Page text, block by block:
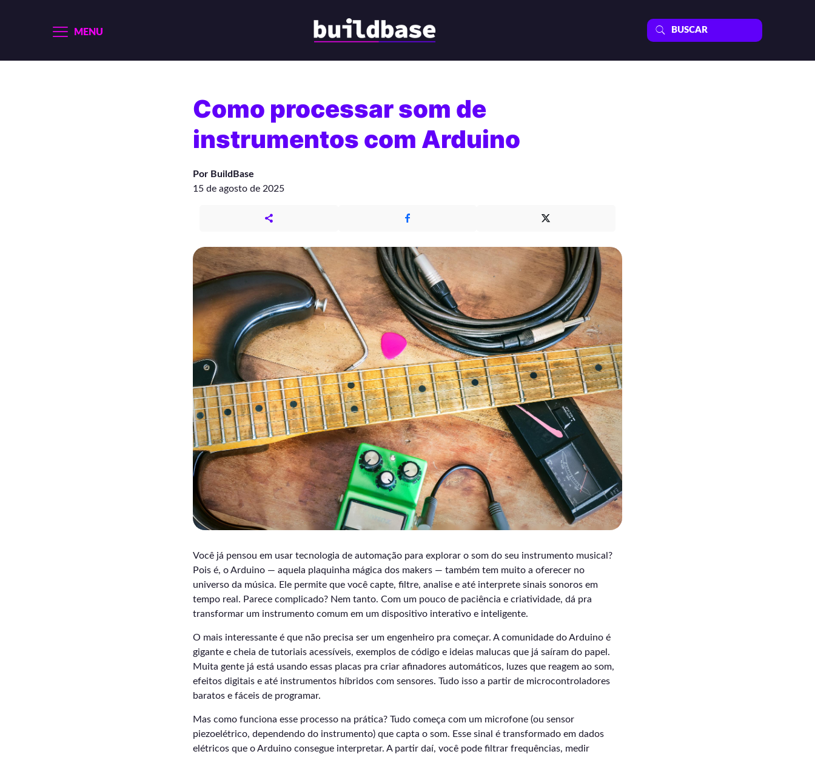
MENU
Como processar som de
instrumentos com Arduino
Por BuildBase
15 de agosto de 2025
Você já pensou em usar tecnologia de automação para explorar o som do seu instrumento musical?
Pois é, o Arduino — aquela plaquinha mágica dos makers — também tem muito a oferecer no
universo da música. Ele permite que você capte, filtre, analise e até interprete sinais sonoros em
tempo real. Parece complicado? Nem tanto. Com um pouco de paciência e criatividade, dá pra
transformar um instrumento comum em um dispositivo interativo e inteligente.
O mais interessante é que não precisa ser um engenheiro pra começar. A comunidade do Arduino é
gigante e cheia de tutoriais acessíveis, exemplos de código e ideias malucas que já saíram do papel.
Muita gente já está usando essas placas pra criar afinadores automáticos, luzes que reagem ao som,
efeitos digitais e até instrumentos híbridos com sensores. Tudo isso a partir de microcontroladores
baratos e fáceis de programar.
Mas como funciona esse processo na prática? Tudo começa com um microfone (ou sensor
piezoelétrico, dependendo do instrumento) que capta o som. Esse sinal é transformado em dados
elétricos que o Arduino consegue interpretar. A partir daí, você pode filtrar frequências, medir